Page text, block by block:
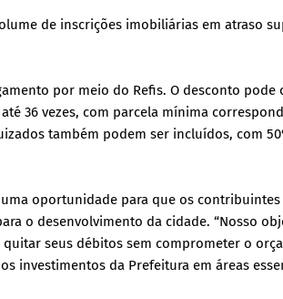
de inscrições imobiliárias em atraso
por meio do Refis. O desconto pode
36 vezes, com parcela mínima
também podem ser incluídos, com
oportunidade para que os
o desenvolvimento da cidade. “Nosso
seus débitos sem comprometer o
investimentos da Prefeitura em áreas